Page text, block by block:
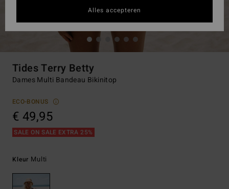
Tides Terry Betty
Dames Multi Bandeau Bikinitop
ECO-BONUS
€ 49,95
SALE ON SALE EXTRA 25%
Kleur Multi
Alles accepteren